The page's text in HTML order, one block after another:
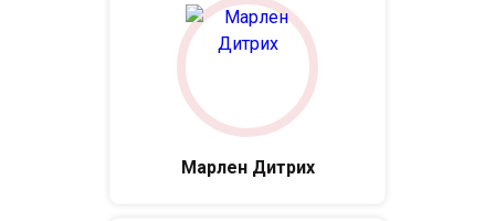
Марлен Дитрих